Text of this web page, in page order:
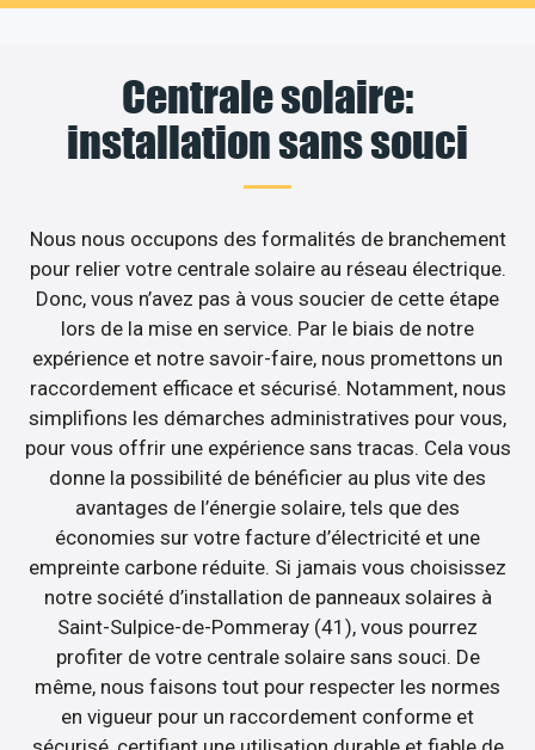
Centrale solaire:
installation sans souci
Nous nous occupons des formalités de branchement
pour relier votre centrale solaire au réseau électrique.
Donc, vous n’avez pas à vous soucier de cette étape
lors de la mise en service. Par le biais de notre
expérience et notre savoir-faire, nous promettons un
raccordement efficace et sécurisé. Notamment, nous
simplifions les démarches administratives pour vous,
pour vous offrir une expérience sans tracas. Cela vous
donne la possibilité de bénéficier au plus vite des
avantages de l’énergie solaire, tels que des
économies sur votre facture d’électricité et une
empreinte carbone réduite. Si jamais vous choisissez
notre société d’installation de panneaux solaires à
Saint-Sulpice-de-Pommeray (41), vous pourrez
profiter de votre centrale solaire sans souci. De
même, nous faisons tout pour respecter les normes
en vigueur pour un raccordement conforme et